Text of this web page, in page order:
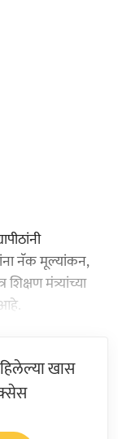
नॅक मूल्यांकन,
मंत्र्यांच्या
खास